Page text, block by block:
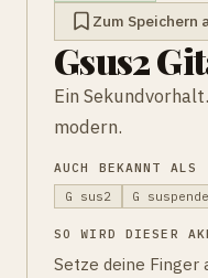
Zum Speichern
Gsus2
Ein
modern.
AUCH BEKANNT ALS
G sus2
G
SO WIRD DIESER
Setze deine Finger